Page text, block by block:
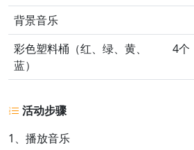
背景音乐
彩色塑料桶（红、绿、黄、
蓝）
4个
活动步骤
1、播放音乐